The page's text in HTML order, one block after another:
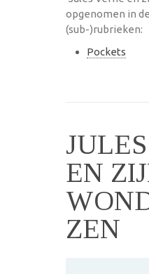
opgenomen in
(sub-)rubrieken:
Pockets
EN
ZEN